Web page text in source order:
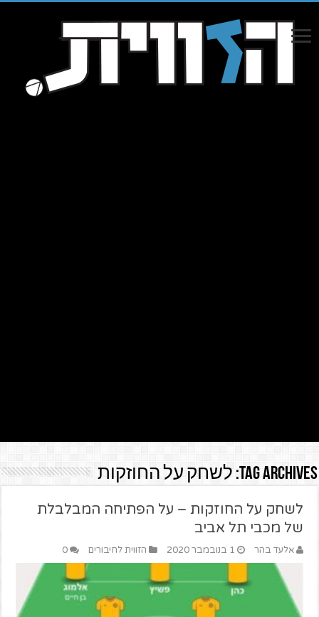
Tag Archives: לשחק על החוזקות
לשחק על החוזקות – על הפתיחה המבלבלת
של מכבי תל אביב
אלעד בהר 1 בנובמבר 2020 הזווית לחיבורים 0